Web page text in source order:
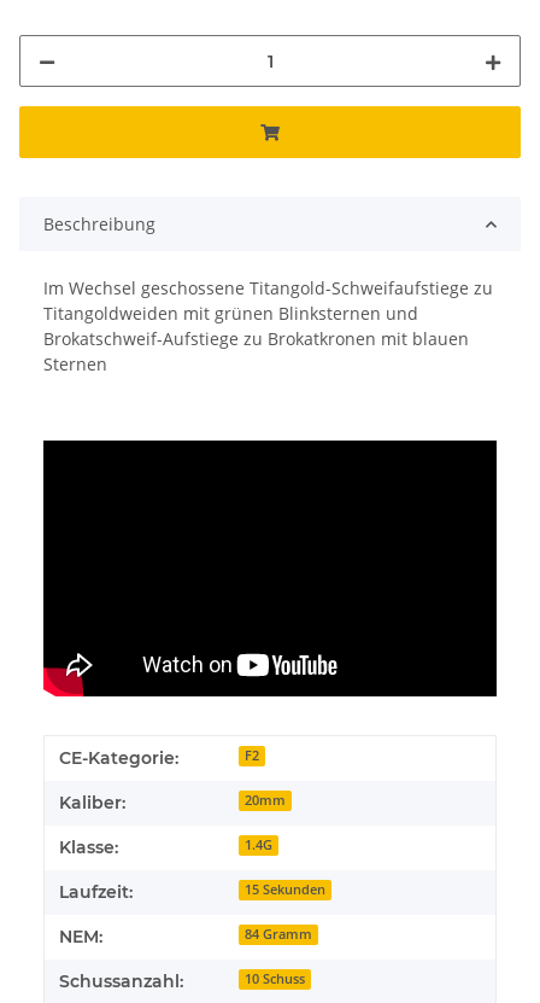
Beschreibung
Im Wechsel geschossene Titangold-Schweifaufstiege zu
Titangoldweiden mit grünen Blinksternen und
Brokatschweif-Aufstiege zu Brokatkronen mit blauen
Sternen
CE-Kategorie: F2
Kaliber: 20mm
Klasse: 1.4G
Laufzeit: 15 Sekunden
NEM: 84 Gramm
Schussanzahl: 10 Schuss